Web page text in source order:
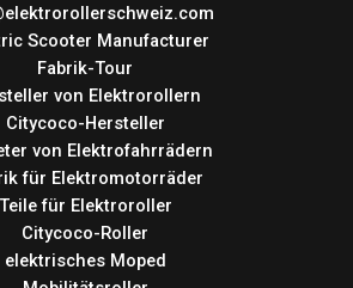
Scooter Manufacturer
Fabrik-Tour
von Elektrorollern
Citycoco-Hersteller
von Elektrofahrrädern
für Elektromotorräder
Teile für Elektroroller
Citycoco-Roller
elektrisches Moped